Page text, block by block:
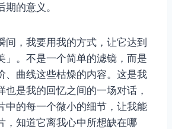
的意义。
间，我要用我的方式，让它达到
」。不是一个简单的滤镜，而是
、曲线这些枯燥的内容。这是我
也是我的回忆之间的一场对话，
中的每一个微小的细节，让我能
，知道它离我心中所想缺在哪